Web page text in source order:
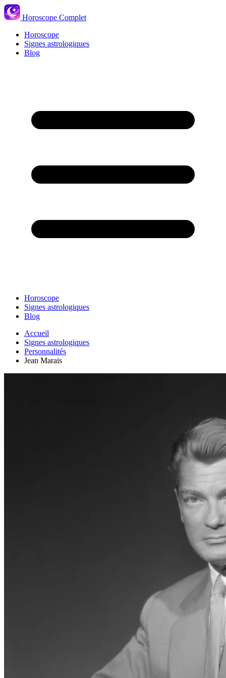
Horoscope Complet
Horoscope
Signes astrologiques
Blog
Horoscope
Signes astrologiques
Blog
Accueil
Signes astrologiques
Personnalités
Jean Marais